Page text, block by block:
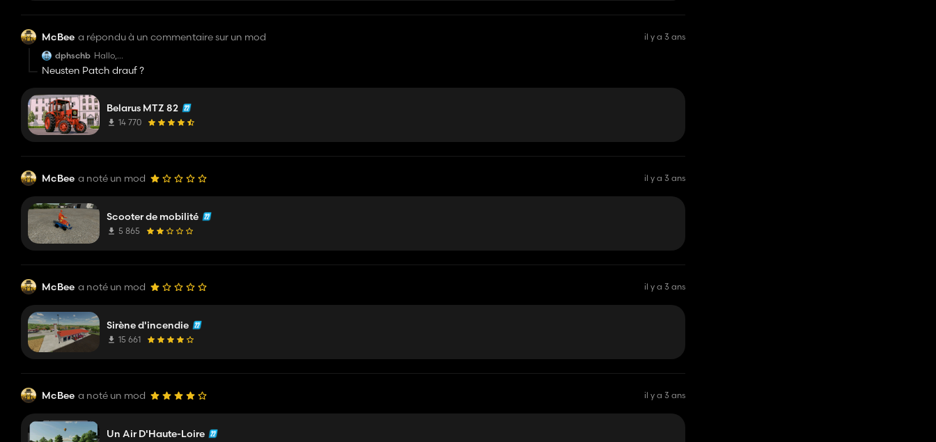
McBee a répondu à un commentaire sur un mod
il y a 3 ans
dphschb Hallo,
der Trecker erscheint leider nicht im Shop.
Neusten Patch drauf ?
Belarus MTZ 82
14 770
McBee a noté un mod il y a 3 ans
Scooter de mobilité
5 865
McBee a noté un mod il y a 3 ans
Sirène d'incendie
15 661
McBee a noté un mod il y a 3 ans
Un Air D'Haute-Loire